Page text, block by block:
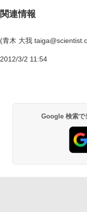
関連情報
(青木 大我
2012/3/2 11:54
Google 検索で